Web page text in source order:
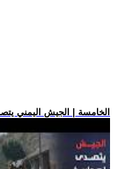
.. الخامسة | الجيش اليمني